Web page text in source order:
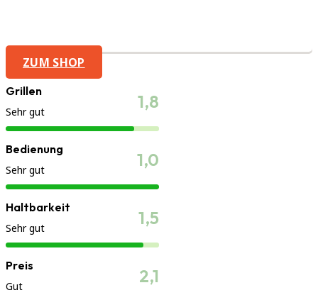
ZUM SHOP
Grillen
Sehr gut 1,8
Bedienung
Sehr gut 1,0
Haltbarkeit
Sehr gut 1,5
Preis
Gut 2,1